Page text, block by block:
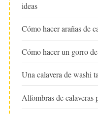
ideas
Cómo hacer arañas de
Cómo hacer un gorro
Una calavera de washi
Alfombras de calaveras